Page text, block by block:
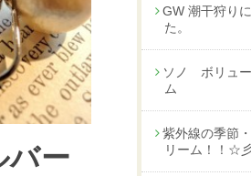
ー
GW 潮干狩り
た。
ソノ ボリュ
ム
紫外線の季節
リーム！！☆